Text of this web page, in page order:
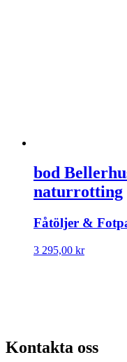
bod
naturrotting
Fåtöljer &
3 295,00 kr
Kontakta oss